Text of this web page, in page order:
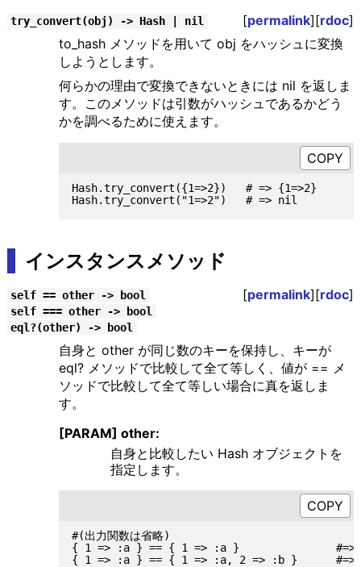
try_convert(obj) -> Hash | nil [permalink][rdoc]
to_hash メソッドを用いて obj をハッシュに変換
しようとします。
何らかの理由で変換できないときには nil を返しま
す。このメソッドは引数がハッシュであるかどう
かを調べるために使えます。
Hash.try_convert({1=>2})   # => {1=>2}
インスタンスメソッド
self == other -> bool [permalink][rdoc]
self === other -> bool
eql?(other) -> bool
自身と other が同じ数のキーを保持し、キーが
eql? メソッドで比較して全て等しく、値が == メ
ソッドで比較して全て等しい場合に真を返しま
す。
[PARAM] other:
自身と比較したい Hash オブジェクトを
指定します。
#(出力関数は省略)
{ 1 => :a } == { 1 => :a }               #=>
{ 1 => :a } == { 1 => :a, 2 => :b }      #=>